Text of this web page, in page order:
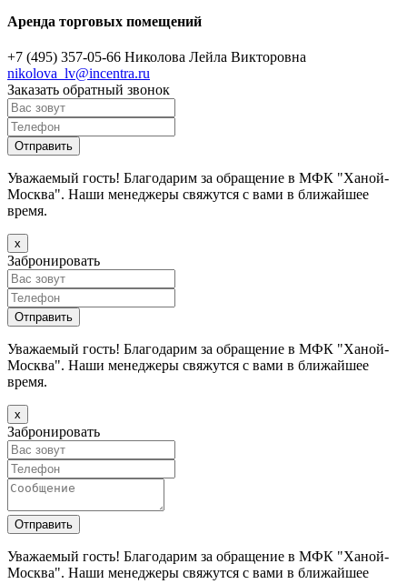
Аренда торговых помещений
+7 (495) 357-05-66 Николова Лейла Викторовна
nikolova_lv@incentra.ru
Заказать обратный звонок
Уважаемый гость! Благодарим за обращение в МФК "Ханой-
Москва". Наши менеджеры свяжутся с вами в ближайшее
время.
х
Забронировать
Уважаемый гость! Благодарим за обращение в МФК "Ханой-
Москва". Наши менеджеры свяжутся с вами в ближайшее
время.
х
Забронировать
Уважаемый гость! Благодарим за обращение в МФК "Ханой-
Москва". Наши менеджеры свяжутся с вами в ближайшее